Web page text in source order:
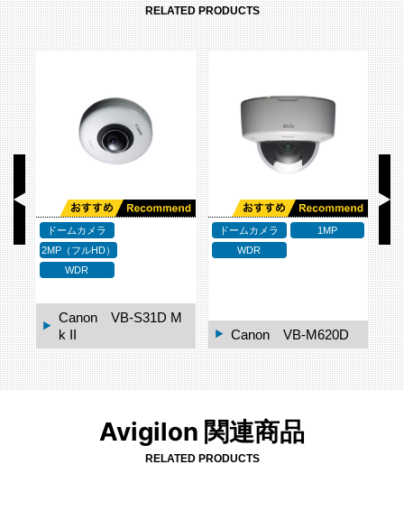
RELATED PRODUCTS
ドームカメラ
2MP（フルHD）
WDR
Canon VB-S31D M
k II
ドームカメラ
1MP
WDR
Canon VB-M620D
ド
Avigilon 関連商品
RELATED PRODUCTS